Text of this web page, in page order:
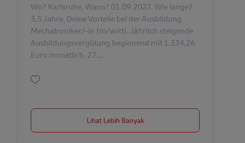
Wo? Karlsruhe. Wann? 01.09.2027. Wie lange?
3,5 Jahre. Deine Vorteile bei der Ausbildung
Mechatroniker/-in (m/w/d). Jährlich steigende
Ausbildungsvergütung beginnend mit 1.334,26
Euro monatlich. 27...
Lihat Lebih Banyak